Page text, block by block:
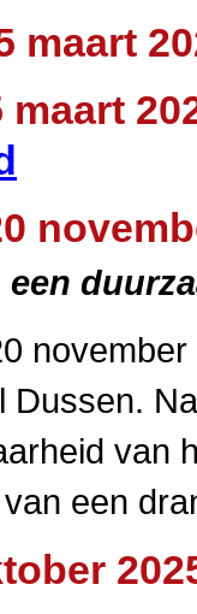
maart
maart
Dussen.
van
een